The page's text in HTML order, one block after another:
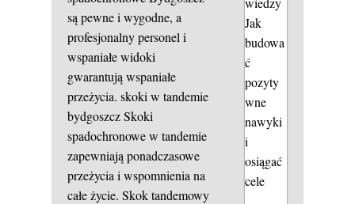
są pewne i wygodne, a
profesjonalny personel i
wspaniałe widoki
gwarantują wspaniałe
przeżycia. skoki w tandemie
bydgoszczSkoki
spadochronowe w tandemie
zapewniają ponadczasowe
przeżycia i wspomnienia na
całe życie. Skok tandemowy
Jak
budowa
ć
pozyty
wne
nawyki
i
osiągać
cele